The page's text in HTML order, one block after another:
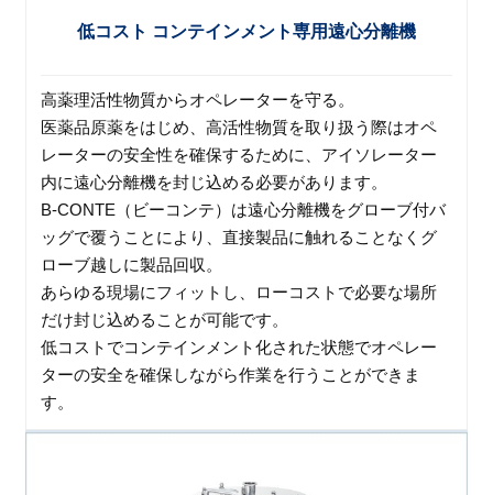
低コスト コンテインメント専用遠心分離機
高薬理活性物質からオペレーターを守る。
医薬品原薬をはじめ、高活性物質を取り扱う際はオペ
レーターの安全性を確保するために、アイソレーター
内に遠心分離機を封じ込める必要があります。
B-CONTE（ビーコンテ）は遠心分離機をグローブ付バ
ッグで覆うことにより、直接製品に触れることなくグ
ローブ越しに製品回収。
あらゆる現場にフィットし、ローコストで必要な場所
だけ封じ込めることが可能です。
低コストでコンテインメント化された状態でオペレー
ターの安全を確保しながら作業を行うことができま
す。